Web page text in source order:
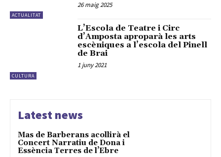
ACTUALITAT
26 maig 2025
CULTURA
L’Escola de Teatre i Circ
d’Amposta aproparà les arts
escèniques a l’escola del Pinell
de Brai
1 juny 2021
Latest news
Mas de Barberans acollirà el
Concert Narratiu de Dona i
Essència Terres de l’Ebre